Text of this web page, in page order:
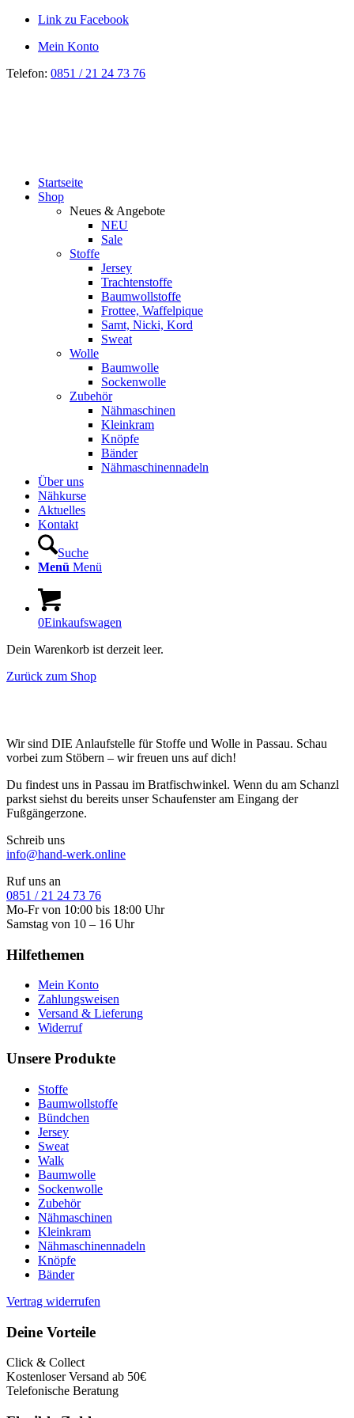
Link zu Facebook
Mein Konto
Telefon: 0851 / 21 24 73 76
Startseite
Shop
Neues & Angebote
NEU
Sale
Stoffe
Jersey
Trachtenstoffe
Baumwollstoffe
Frottee, Waffelpique
Samt, Nicki, Kord
Sweat
Wolle
Baumwolle
Sockenwolle
Zubehör
Nähmaschinen
Kleinkram
Knöpfe
Bänder
Nähmaschinennadeln
Über uns
Nähkurse
Aktuelles
Kontakt
Suche
Menü Menü
0Einkaufswagen
Dein Warenkorb ist derzeit leer.
Zurück zum Shop
Wir sind DIE Anlaufstelle für Stoffe und Wolle in Passau. Schau
vorbei zum Stöbern – wir freuen uns auf dich!
Du findest uns in Passau im Bratfischwinkel. Wenn du am Schanzl
parkst siehst du bereits unser Schaufenster am Eingang der
Fußgängerzone.
Schreib uns
info@hand-werk.online
Ruf uns an
0851 / 21 24 73 76
Mo-Fr von 10:00 bis 18:00 Uhr
Samstag von 10 – 16 Uhr
Hilfethemen
Mein Konto
Zahlungsweisen
Versand & Lieferung
Widerruf
Unsere Produkte
Stoffe
Baumwollstoffe
Bündchen
Jersey
Sweat
Walk
Baumwolle
Sockenwolle
Zubehör
Nähmaschinen
Kleinkram
Nähmaschinennadeln
Knöpfe
Bänder
Vertrag widerrufen
Deine Vorteile
Click & Collect
Kostenloser Versand ab 50€
Telefonische Beratung